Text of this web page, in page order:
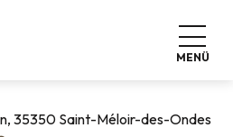
MENÜ
35350 Saint-Méloir-des-Ondes